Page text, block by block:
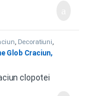
, Decoratiuni,
Glob Craciun,